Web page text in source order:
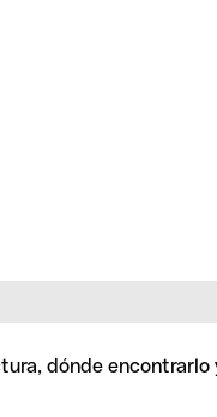
dónde